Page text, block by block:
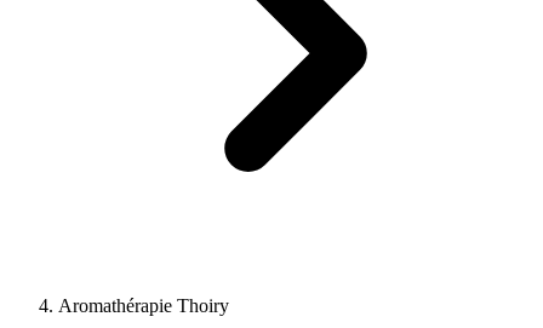
Aromathérapie Thoiry